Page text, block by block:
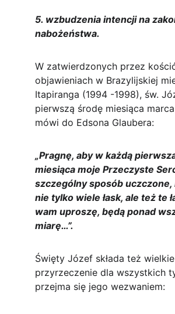
5. wzbudzenia intencji na
nabożeństwa.
W zatwierdzonych przez
objawieniach w Brazylijskiej
Itapiranga (1994 -1998), św.
pierwszą środę miesiąca
mówi do Edsona Glaubera:
„Pragnę, aby w każdą
miesiąca moje Przeczyste
szczególny sposób uczczone,
nie tylko wiele łask, ale też te
wam uproszę, będą ponad
miarę…”.
Święty Józef składa też wielkie
przyrzeczenie dla wszystkich
przejma się jego wezwaniem: